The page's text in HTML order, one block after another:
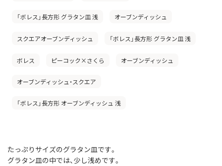
「ボレス」長方形 グラタン皿 浅 オーブンディッシュ
スクエアオーブンディッシュ 「ボレス」長方形 グラタン皿 浅
ボレス ピーコック×さくら オーブンディッシュ
オーブンディッシュ・スクエア
「ボレス」長方形 オーブンディッシュ 浅
たっぷりサイズのグラタン皿です。
グラタン皿の中では、少し浅めです。